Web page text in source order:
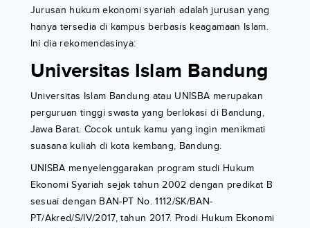
Jurusan hukum ekonomi syariah adalah jurusan yang
hanya tersedia di kampus berbasis keagamaan Islam.
Ini dia rekomendasinya:
Universitas Islam Bandung
Universitas Islam Bandung atau UNISBA merupakan
perguruan tinggi swasta yang berlokasi di Bandung,
Jawa Barat. Cocok untuk kamu yang ingin menikmati
suasana kuliah di kota kembang, Bandung.
UNISBA menyelenggarakan program studi Hukum
Ekonomi Syariah sejak tahun 2002 dengan predikat B
sesuai dengan BAN-PT No. 1112/SK/BAN-
PT/Akred/S/IV/2017, tahun 2017. Prodi Hukum Ekonomi